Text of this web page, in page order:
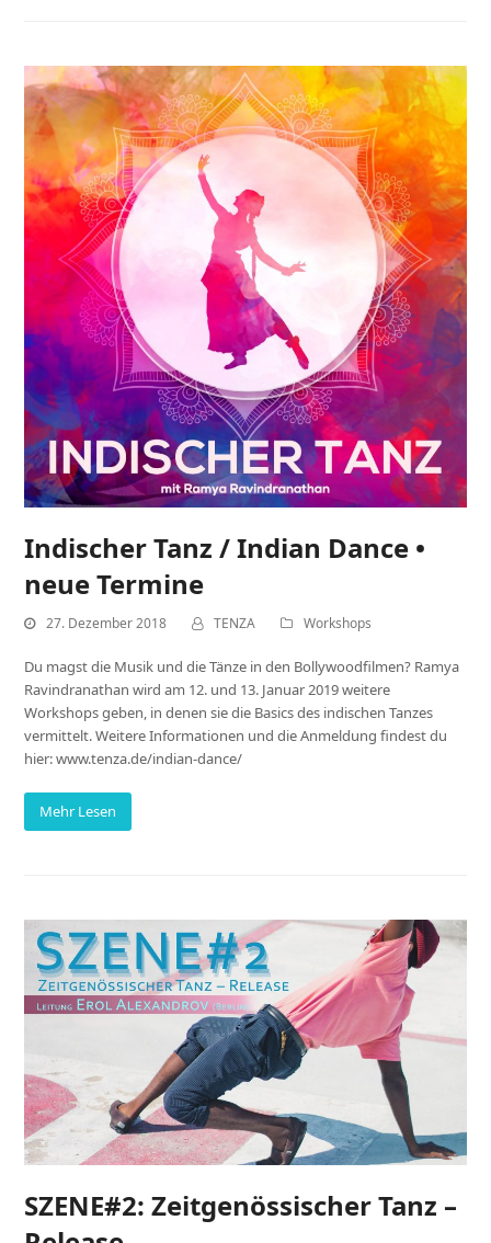
Indischer Tanz / Indian Dance •
neue Termine
27. Dezember 2018 TENZA Workshops
Du magst die Musik und die Tänze in den Bollywoodfilmen? Ramya
Ravindranathan wird am 12. und 13. Januar 2019 weitere
Workshops geben, in denen sie die Basics des indischen Tanzes
vermittelt. Weitere Informationen und die Anmeldung findest du
hier: www.tenza.de/indian-dance/
Mehr Lesen
SZENE#2: Zeitgenössischer Tanz –